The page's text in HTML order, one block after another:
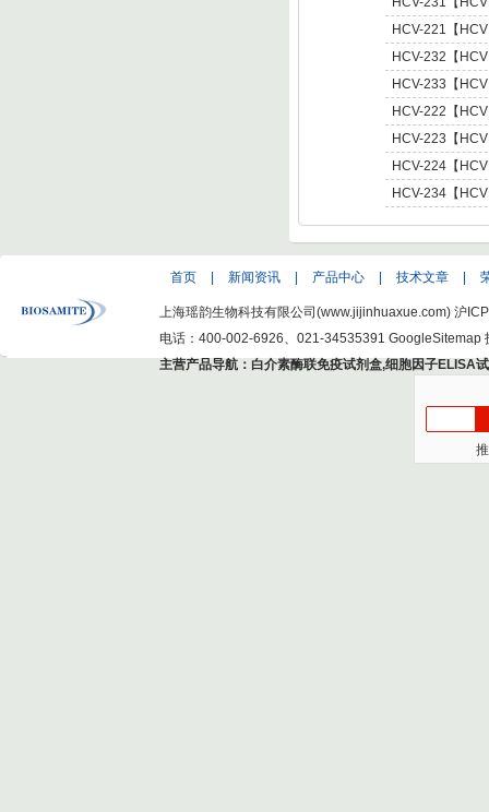
Hepatitis C
型肝炎病毒
Hepatitis C
HCV-221【
肝炎病毒NS5,
C Virus NS5
HCV-232【
型肝炎病毒
Hepatitis C
HCV-233【
型肝炎病毒
Hepatitis C
HCV-222【
肝炎病毒NS5,
C Virus NS5
HCV-223【
肝炎病毒NS5,
C Virus NS5
HCV-224【
肝炎病毒NS5,
HCV-234【
Hepatitis C Virus
首页 新闻资讯 产品中心 技术文章
上海瑶韵生物科技有限公司(www.jijinhuaxue.com) 沪
电话：400-002-6926、021-34535391 GoogleSitemap
主营产品导航： 白介素酶联免疫试剂盒,细胞因子ELISA